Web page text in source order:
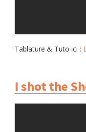
Tablature & Tuto ici :
I shot the